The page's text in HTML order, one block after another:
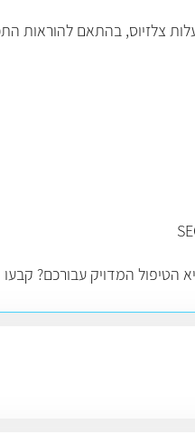
הטיפול המדויק עבורכם?